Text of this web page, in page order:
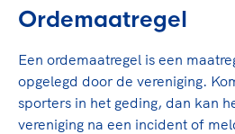
Ordemaatregel
Een ordemaatregel is een
opgelegd door de vereniging.
sporters in het geding, dan kan
vereniging na een incident of